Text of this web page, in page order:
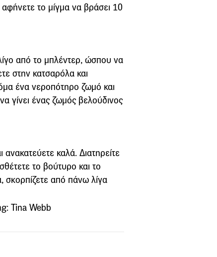
το μίγμα να βράσει 10
από το μπλέντερ, ώσπου να
στην κατσαρόλα και
ένα νεροπότηρο ζωμό και
γίνει ένας ζωμός βελούδινος
καλά. Διατηρείτε
το βούτυρο και το
σκορπίζετε από πάνω λίγα
Tina Webb